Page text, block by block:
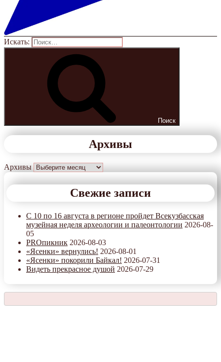
Искать:
Поиск
Архивы
Архивы
Свежие записи
С 10 по 16 августа в регионе пройдет Всекузбасская
музейная неделя археологии и палеонтологии 2026-08-
05
PROпикник 2026-08-03
«Ясенки» вернулись! 2026-08-01
«Ясенки» покорили Байкал! 2026-07-31
Видеть прекрасное душой 2026-07-29